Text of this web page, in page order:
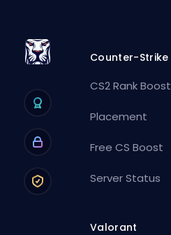
Counter-Strike
CS2 Rank Boost
Placement
Free CS Boost
Server Status
Valorant